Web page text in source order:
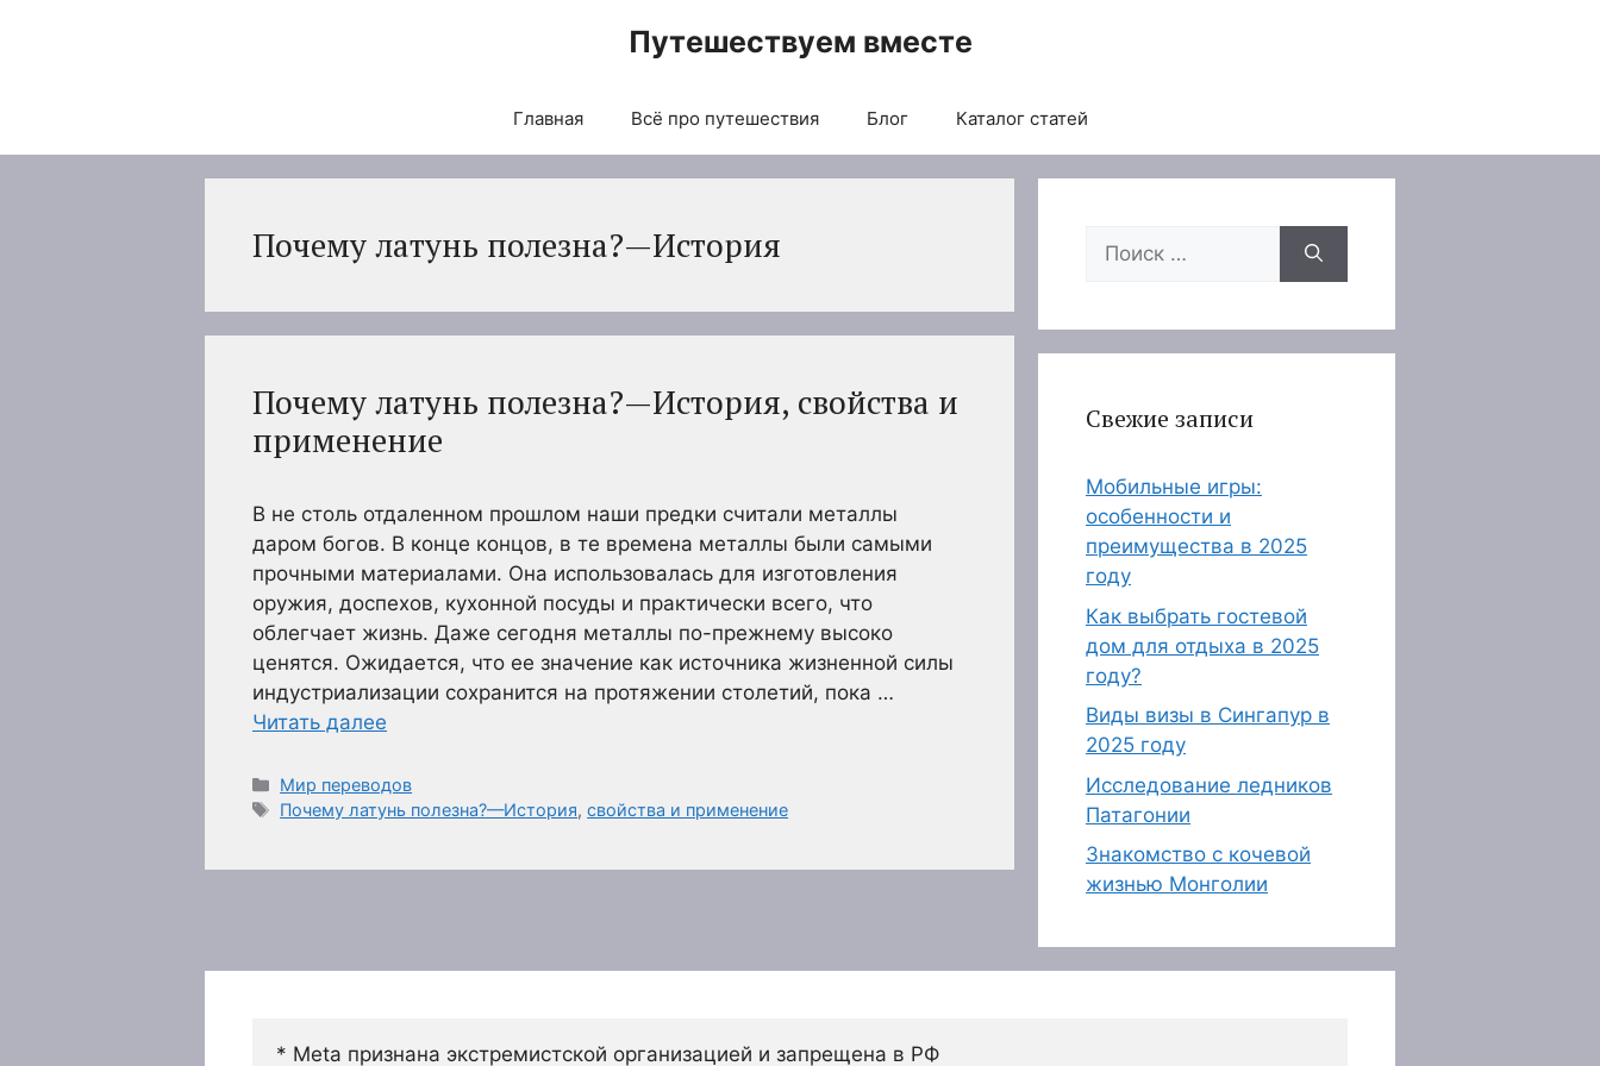
Путешествуем вместе
Главная Всё про путешествия Блог Каталог статей
Почему латунь полезна?—История
Почему латунь полезна?—История, свойства и
применение
В не столь отдаленном прошлом наши предки считали металлы
даром богов. В конце концов, в те времена металлы были самыми
прочными материалами. Она использовалась для изготовления
оружия, доспехов, кухонной посуды и практически всего, что
облегчает жизнь. Даже сегодня металлы по-прежнему высоко
ценятся. Ожидается, что ее значение как источника жизненной силы
индустриализации сохранится на протяжении столетий, пока …
Читать далее
Рубрики
Мир переводов
Метки
Почему латунь полезна?—История,свойства и применение
Поиск:
Свежие записи
Мобильные игры:
особенности и
преимущества в 2025
году
Как выбрать гостевой
дом для отдыха в 2025
году?
Виды визы в Сингапур в
2025 году
Исследование ледников
Патагонии
Знакомство с кочевой
жизнью Монголии
* Meta признана экстремистской организацией и запрещена в РФ